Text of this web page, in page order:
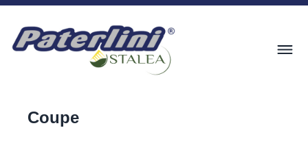
Coupe